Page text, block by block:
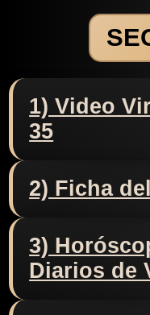
1) Video
35
2) Ficha
3)
Diarios de